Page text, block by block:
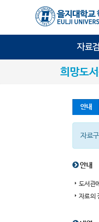
자료
희망도
안내
자료
안내
도서관
자료의